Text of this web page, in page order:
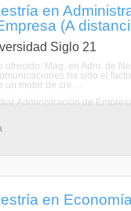
en
(A
Siglo 21
ofrecido: Mag. en Adm. de
ha sido el
un motor de cre ...
Administración de
en